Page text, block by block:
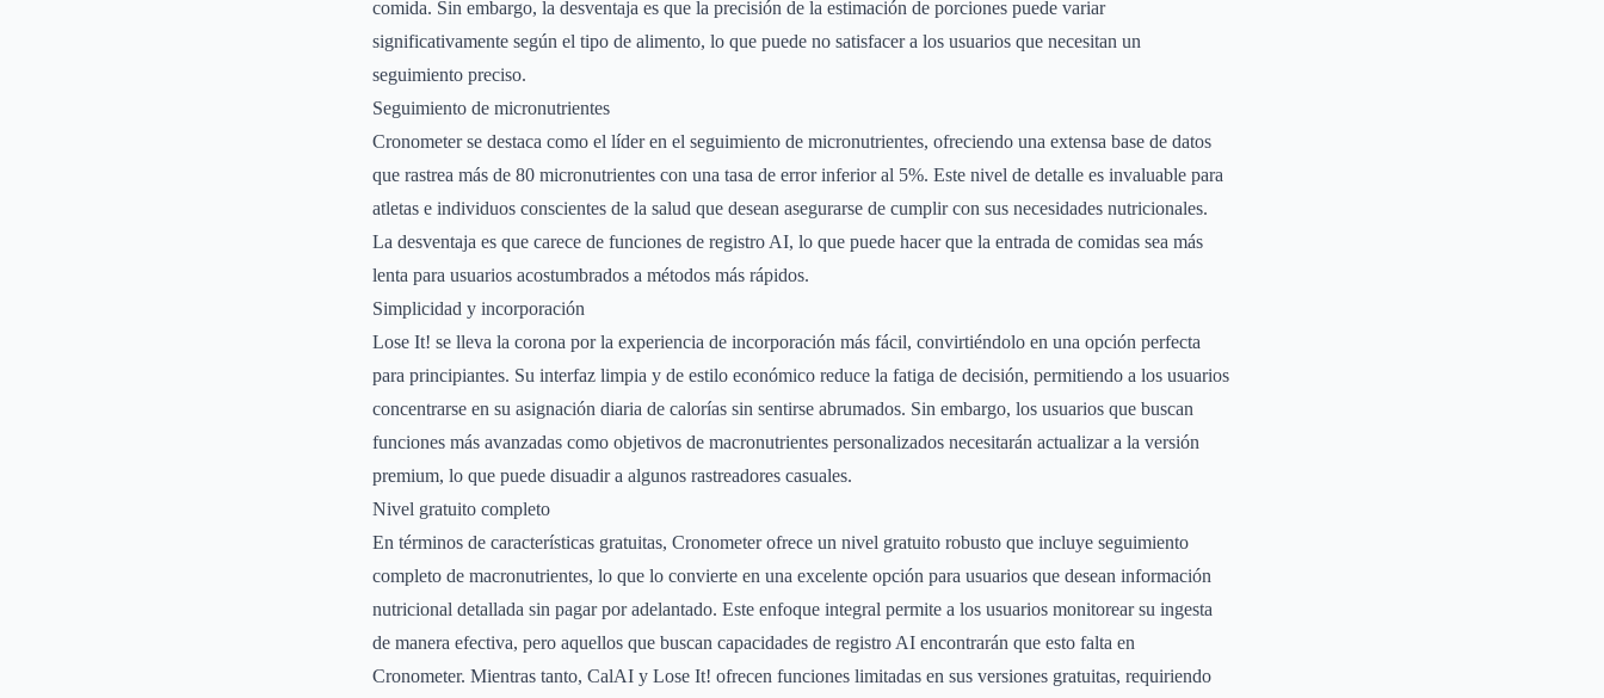
comida. Sin embargo, la desventaja es que la precisión de la estimación de porciones puede variar
significativamente según el tipo de alimento, lo que puede no satisfacer a los usuarios que necesitan un
seguimiento preciso.
Seguimiento de micronutrientes
Cronometer se destaca como el líder en el seguimiento de micronutrientes, ofreciendo una extensa base de datos
que rastrea más de 80 micronutrientes con una tasa de error inferior al 5%. Este nivel de detalle es invaluable para
atletas e individuos conscientes de la salud que desean asegurarse de cumplir con sus necesidades nutricionales.
La desventaja es que carece de funciones de registro AI, lo que puede hacer que la entrada de comidas sea más
lenta para usuarios acostumbrados a métodos más rápidos.
Simplicidad y incorporación
Lose It! se lleva la corona por la experiencia de incorporación más fácil, convirtiéndolo en una opción perfecta
para principiantes. Su interfaz limpia y de estilo económico reduce la fatiga de decisión, permitiendo a los usuarios
concentrarse en su asignación diaria de calorías sin sentirse abrumados. Sin embargo, los usuarios que buscan
funciones más avanzadas como objetivos de macronutrientes personalizados necesitarán actualizar a la versión
premium, lo que puede disuadir a algunos rastreadores casuales.
Nivel gratuito completo
En términos de características gratuitas, Cronometer ofrece un nivel gratuito robusto que incluye seguimiento
completo de macronutrientes, lo que lo convierte en una excelente opción para usuarios que desean información
nutricional detallada sin pagar por adelantado. Este enfoque integral permite a los usuarios monitorear su ingesta
de manera efectiva, pero aquellos que buscan capacidades de registro AI encontrarán que esto falta en
Cronometer. Mientras tanto, CalAI y Lose It! ofrecen funciones limitadas en sus versiones gratuitas, requiriendo